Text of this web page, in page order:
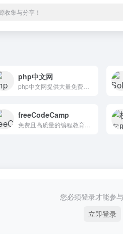
收集与分享！
php中文网
php中文网提供大量免费、原创、高清的php视频教程，并定期举行公益php培训！
freeCodeCamp
免费且高质量的编程教育资源平台
您必须登录才能参
立即登录